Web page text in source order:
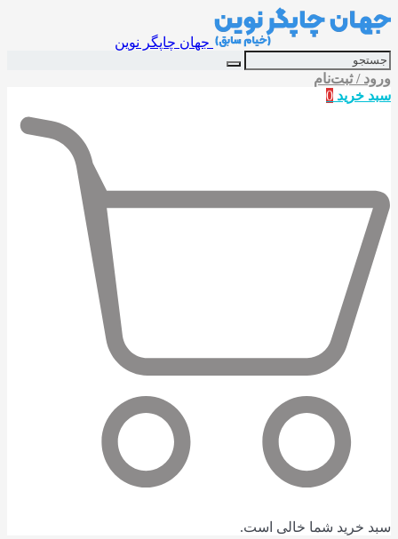
جهان چاپگر نوین
ورود / ثبت‌نام
سبد خرید 0
سبد خرید شما خالی است.